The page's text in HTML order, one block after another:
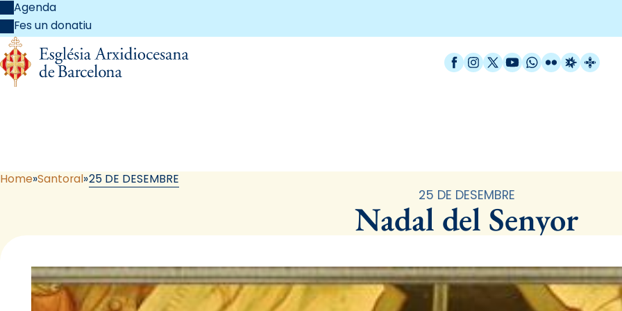
Agenda
Fes un donatiu
Facebook
Instagram
X / Twitter
YouTube
WhatsApp
FlickrRadio
Home Santoral 25 DE DESEMBRE
25 DE DESEMBRE
Nadal del Senyor